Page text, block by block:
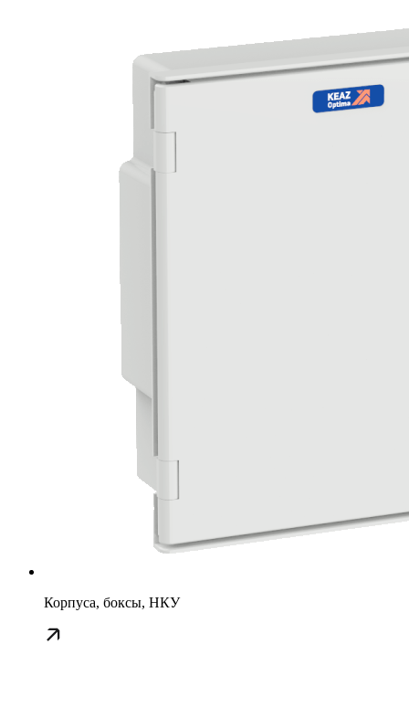
Корпуса, боксы, НКУ